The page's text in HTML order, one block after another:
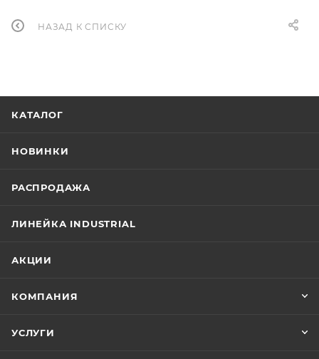
НАЗАД К СПИСКУ
КАТАЛОГ
НОВИНКИ
РАСПРОДАЖА
ЛИНЕЙКА INDUSTRIAL
АКЦИИ
КОМПАНИЯ
УСЛУГИ